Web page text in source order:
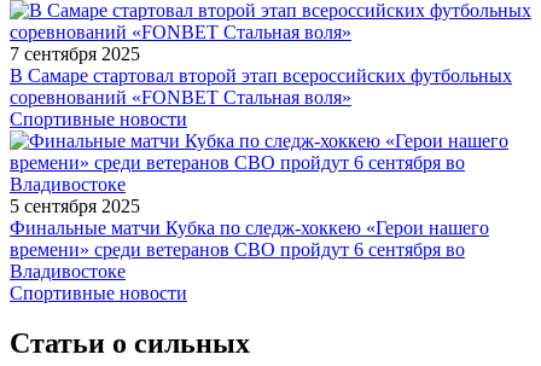
7 сентября 2025
В Самаре стартовал второй этап всероссийских футбольных
соревнований «FONBET Стальная воля»
Спортивные новости
5 сентября 2025
Финальные матчи Кубка по следж-хоккею «Герои нашего
времени» среди ветеранов СВО пройдут 6 сентября во
Владивостоке
Спортивные новости
Статьи о сильных